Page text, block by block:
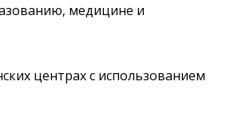
медицине и
центрах с использованием